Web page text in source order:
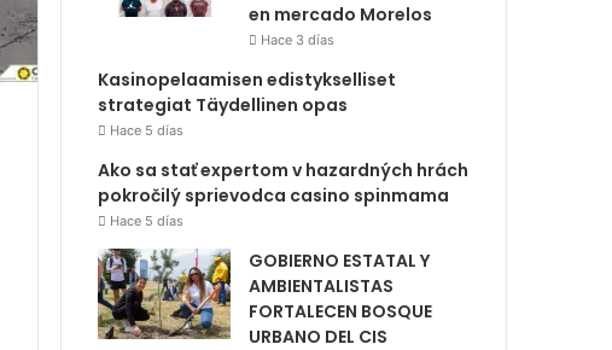
en mercado Morelos
Hace 3 días
Kasinopelaamisen edistykselliset
strategiat Täydellinen opas
Hace 5 días
Ako sa stať expertom v hazardných hrách
pokročilý sprievodca casino spinmama
Hace 5 días
GOBIERNO ESTATAL Y
AMBIENTALISTAS
FORTALECEN BOSQUE
URBANO DEL CIS